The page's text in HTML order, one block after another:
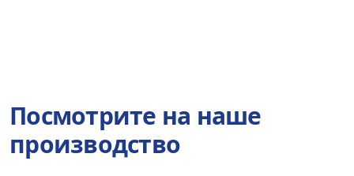
Посмотрите на наше
производство